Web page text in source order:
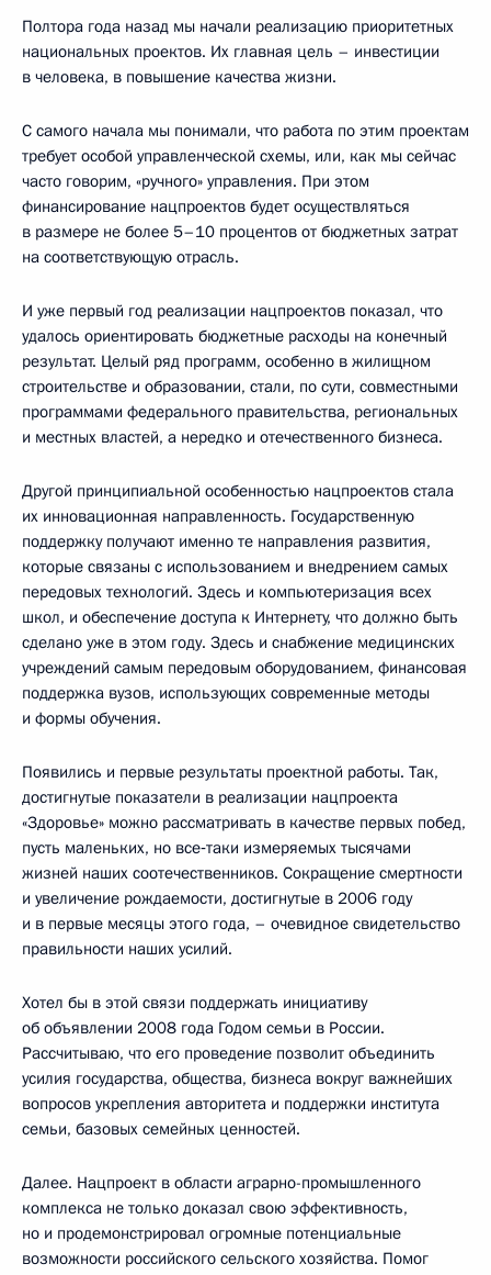
Полтора года назад мы начали реализацию приоритетных
национальных проектов. Их главная цель – инвестиции
в человека, в повышение качества жизни.
С самого начала мы понимали, что работа по этим проектам
требует особой управленческой схемы, или, как мы сейчас
часто говорим, «ручного» управления. При этом
финансирование нацпроектов будет осуществляться
в размере не более 5–10 процентов от бюджетных затрат
на соответствующую отрасль.
И уже первый год реализации нацпроектов показал, что
удалось ориентировать бюджетные расходы на конечный
результат. Целый ряд программ, особенно в жилищном
строительстве и образовании, стали, по сути, совместными
программами федерального правительства, региональных
и местных властей, а нередко и отечественного бизнеса.
Другой принципиальной особенностью нацпроектов стала
их инновационная направленность. Государственную
поддержку получают именно те направления развития,
которые связаны с использованием и внедрением самых
передовых технологий. Здесь и компьютеризация всех
школ, и обеспечение доступа к Интернету, что должно быть
сделано уже в этом году. Здесь и снабжение медицинских
учреждений самым передовым оборудованием, финансовая
поддержка вузов, использующих современные методы
и формы обучения.
Появились и первые результаты проектной работы. Так,
достигнутые показатели в реализации нацпроекта
«Здоровье» можно рассматривать в качестве первых побед,
пусть маленьких, но все‑таки измеряемых тысячами
жизней наших соотечественников. Сокращение смертности
и увеличение рождаемости, достигнутые в 2006 году
и в первые месяцы этого года, – очевидное свидетельство
правильности наших усилий.
Хотел бы в этой связи поддержать инициативу
об объявлении 2008 года Годом семьи в России.
Рассчитываю, что его проведение позволит объединить
усилия государства, общества, бизнеса вокруг важнейших
вопросов укрепления авторитета и поддержки института
семьи, базовых семейных ценностей.
Далее. Нацпроект в области аграрно-промышленного
комплекса не только доказал свою эффективность,
но и продемонстрировал огромные потенциальные
возможности российского сельского хозяйства. Помог